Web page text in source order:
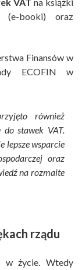
(e-booki) oraz
Finansów w
ECOFIN w
również
stawek VAT.
lepsze wsparcie
oraz
na rozmaite
rządu
w życie. Wtedy